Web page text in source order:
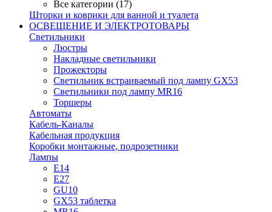
Все категории (17)
Шторки и коврики для ванной и туалета
ОСВЕЩЕНИЕ И ЭЛЕКТРОТОВАРЫ
Светильники
Люстры
Накладные светильники
Прожекторы
Светильник встраиваемый под лампу GX53
Светильники под лампу MR16
Торшеры
Автоматы
Кабель-Каналы
Кабельная продукция
Коробки монтажные, подрозетники
Лампы
E14
E27
GU10
GX53 таблетка